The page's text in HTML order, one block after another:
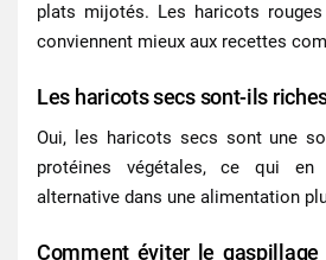
plats mijotés. Les haricots
conviennent mieux aux recettes
Les haricots secs sont-ils
Oui, les haricots secs sont une
protéines végétales, ce qui en
alternative dans une alimentation
Comment éviter le